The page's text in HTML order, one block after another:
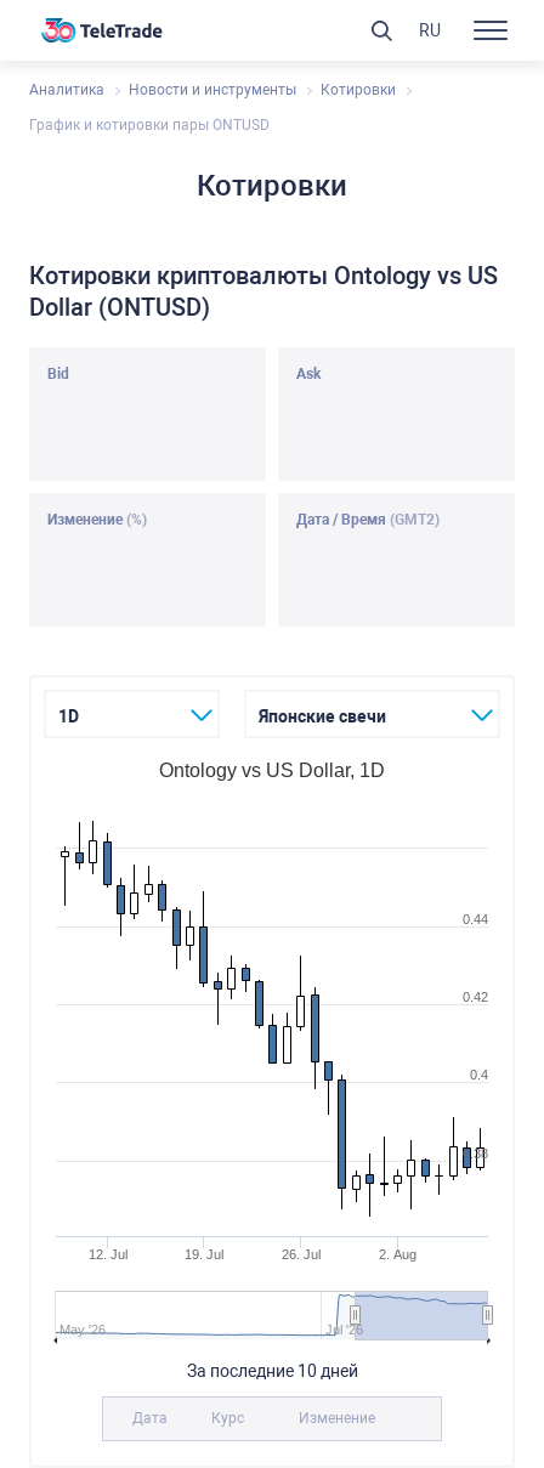
Аналитика Новости и инструменты Котировки
График и котировки пары ONTUSD
Котировки
Котировки криптовалюты Ontology vs US
Dollar (ONTUSD)
Bid Ask
Изменение (%) Дата / Время (GMT2)
1D Японские свечи
Ontology vs US Dollar, 1D
12. Jul 19. Jul 26. Jul 2. Aug
May '26 Jul '26
0.38
0.4
0.42
0.44
За последние 10 дней
Дата Курс Изменение
RU